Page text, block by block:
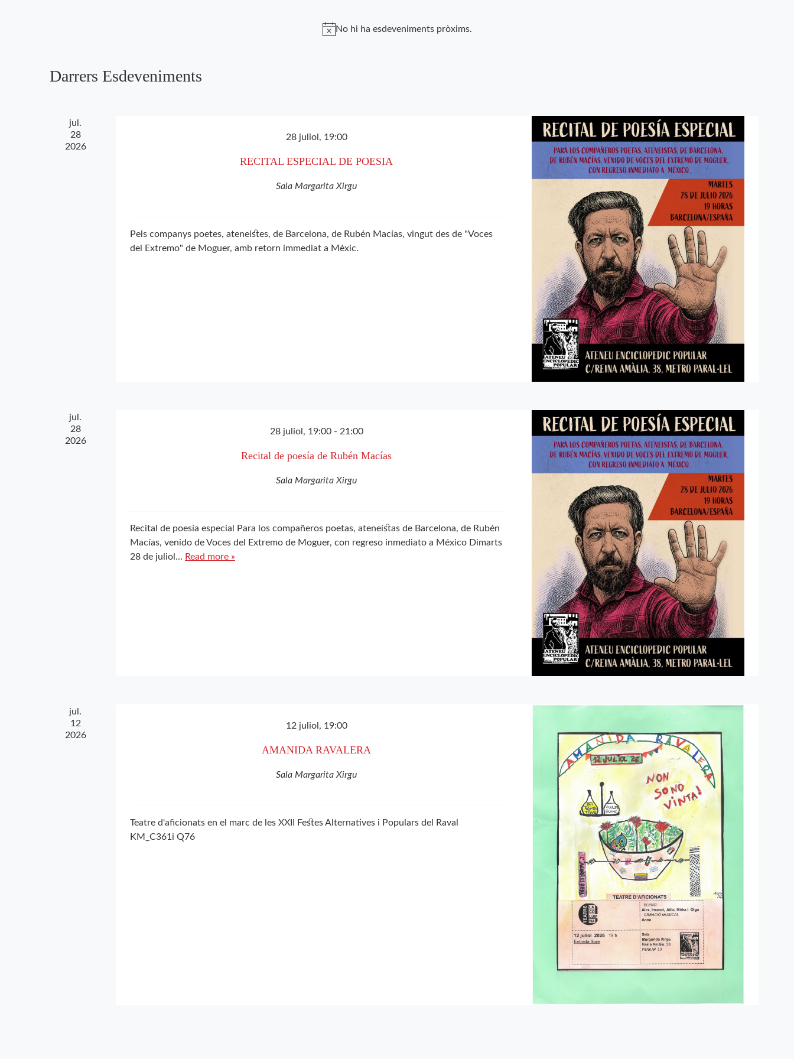
No hi ha esdeveniments pròxims.
Darrers Esdeveniments
jul.
28
2026
28 juliol, 19:00
RECITAL ESPECIAL DE POESIA
Sala Margarita Xirgu
Pels companys poetes, ateneistes, de Barcelona, de Rubén Macías, vingut des de "Voces
del Extremo" de Moguer, amb retorn immediat a Mèxic.
jul.
28
2026
28 juliol, 19:00- 21:00
Recital de poesía de Rubén Macías
Sala Margarita Xirgu
Recital de poesía especial Para los compañeros poetas, ateneístas de Barcelona, de Rubén
Macías, venido de Voces del Extremo de Moguer, con regreso inmediato a México Dimarts
28 de juliol... Read more »
jul.
12
2026
12 juliol, 19:00
AMANIDA RAVALERA
Sala Margarita Xirgu
Teatre d'aficionats en el marc de les XXII Festes Alternatives i Populars del Raval
KM_C361i Q76